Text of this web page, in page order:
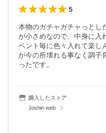
5
本物のガチャガチャっとし
が小さめなので、中身に入
ベント毎に色々入れて楽し
が今の所壊れる事なく調子
ったです。
購入したストア
Joshin web